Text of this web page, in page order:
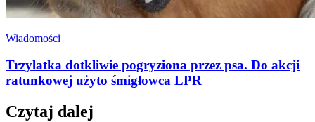
Wiadomości
Trzylatka dotkliwie pogryziona przez psa. Do akcji
ratunkowej użyto śmigłowca LPR
Czytaj dalej